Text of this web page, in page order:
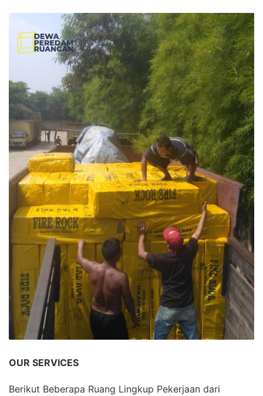
OUR SERVICES
Berikut Beberapa Ruang Lingkup Pekerjaan dari